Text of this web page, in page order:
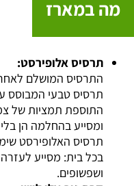
מה במארז
תרסיס אלופירסט:
התרסיס המושלם לאחר
תרסיס טבעי המבוסס
התוספת תמציות של
ומסייע בהחלמה הן
תרסיס האלופירסט
בכל בית: מסייע לעזרה
ושפשופים.